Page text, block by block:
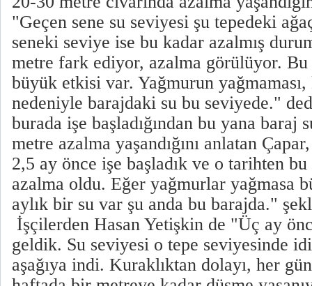
"Geçen sene su seviyesi şu tepedeki
seneki seviye ise bu kadar azalmış
metre fark ediyor, azalma görülüyor. Bu
büyük etkisi var. Yağmurun yağmaması,
nedeniyle barajdaki su bu seviyede."
burada işe başladığından bu yana baraj
metre azalma yaşandığını anlatan
2,5 ay önce işe başladık ve o tarihten
azalma oldu. Eğer yağmurlar yağmasa
aylık bir su var şu anda bu barajda."
İşçilerden Hasan Yetişkin de "Üç ay
geldik. Su seviyesi o tepe seviyesinde
aşağıya indi. Kuraklıktan dolayı, her